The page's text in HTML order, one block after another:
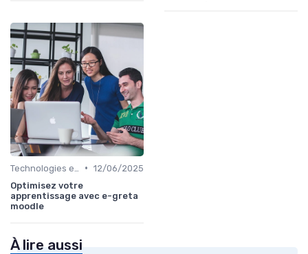
• 12/06/2025
Optimisez votre
apprentissage avec e-greta
moodle
À lire aussi